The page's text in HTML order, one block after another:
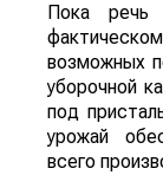
Пока
возможных
уборочной
под
урожай
всего